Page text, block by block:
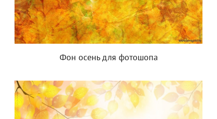
Фон осень для фотошопа